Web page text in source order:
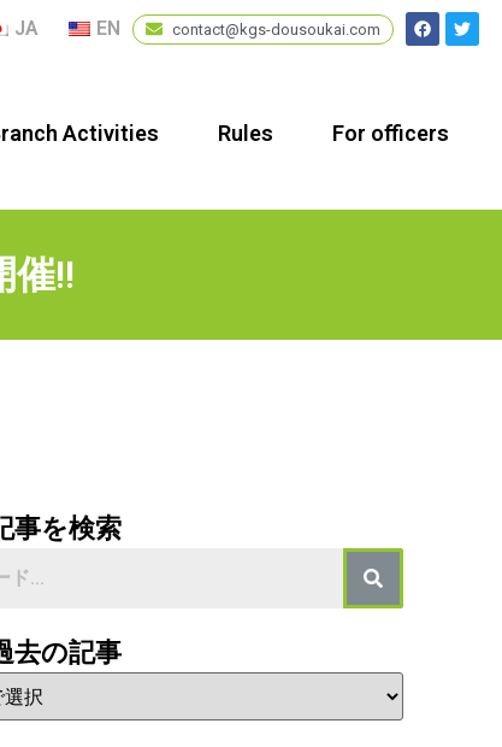
JA EN contact@kgs-dousoukai.com
Activities Rules For officers
催!!
事を検索
去の記事